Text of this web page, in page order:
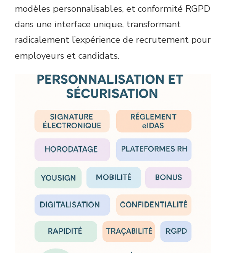
modèles personnalisables, et conformité RGPD
dans une interface unique, transformant
radicalement l’expérience de recrutement pour
employeurs et candidats.